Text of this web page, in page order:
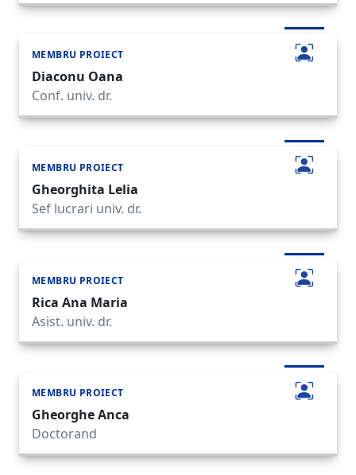
MEMBRU PROIECT
Diaconu Oana
Conf. univ. dr.
MEMBRU PROIECT
Gheorghita Lelia
Sef lucrari univ. dr.
MEMBRU PROIECT
Rica Ana Maria
Asist. univ. dr.
MEMBRU PROIECT
Gheorghe Anca
Doctorand